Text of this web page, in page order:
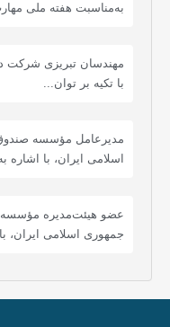
به‌مناسبت هفته ملی
مهندسان تبریزی شرکت
با تکیه بر توان...
مدیرعامل مؤسسه
اسلامی ایران، با اشاره
عضو هیئت‌مدیره مؤسسه
جمهوری اسلامی ایران،